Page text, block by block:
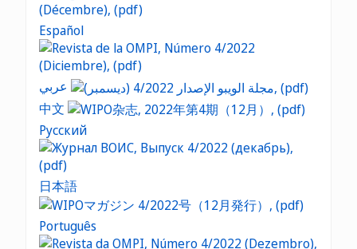
Español
中文
Русский
日本語
Português